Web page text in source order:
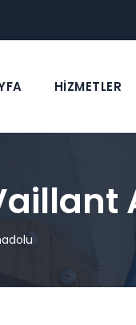
HİZMETLER